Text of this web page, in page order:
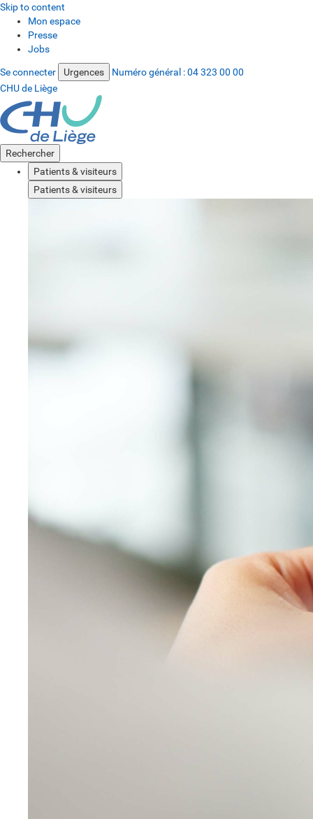
Skip to content
Mon espace
Presse
Jobs
Se connecter Urgences Numéro général :04 323 00 00
CHU de Liège
Rechercher
Patients & visiteurs
Patients & visiteurs